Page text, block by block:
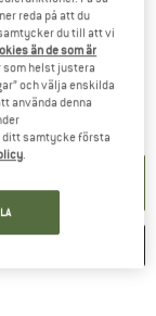
och
reda på att du
du till att vi
än de som är
som helst justera
och välja enskilda
använda denna
ditt samtycke första